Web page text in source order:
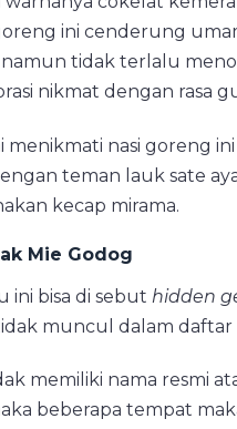
ini cenderung
namun tidak terlalu
nikmat dengan rasa
menikmati nasi goreng
teman lauk sate
kecap mirama.
Mie Godog
ini bisa di sebut hidden
muncul dalam daftar
memiliki nama resmi
beberapa tempat